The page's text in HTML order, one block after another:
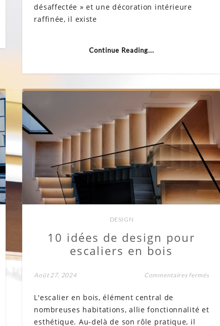
désaffectée » et une décoration intérieure
raffinée, il existe
Continue Reading...
DESIGN
10 idées de design pour
escaliers en bois
Août 27, 2024 Commentaires ferméssur
pour
L'escalier en bois, élément central de
nombreuses habitations, allie fonctionnalité et
esthétique. Au-delà de son rôle pratique, il